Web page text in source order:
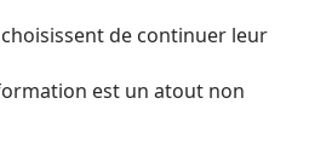
de continuer leur
est un atout non